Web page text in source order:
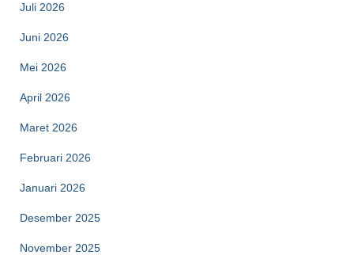
Juli 2026
Juni 2026
Mei 2026
April 2026
Maret 2026
Februari 2026
Januari 2026
Desember 2025
November 2025